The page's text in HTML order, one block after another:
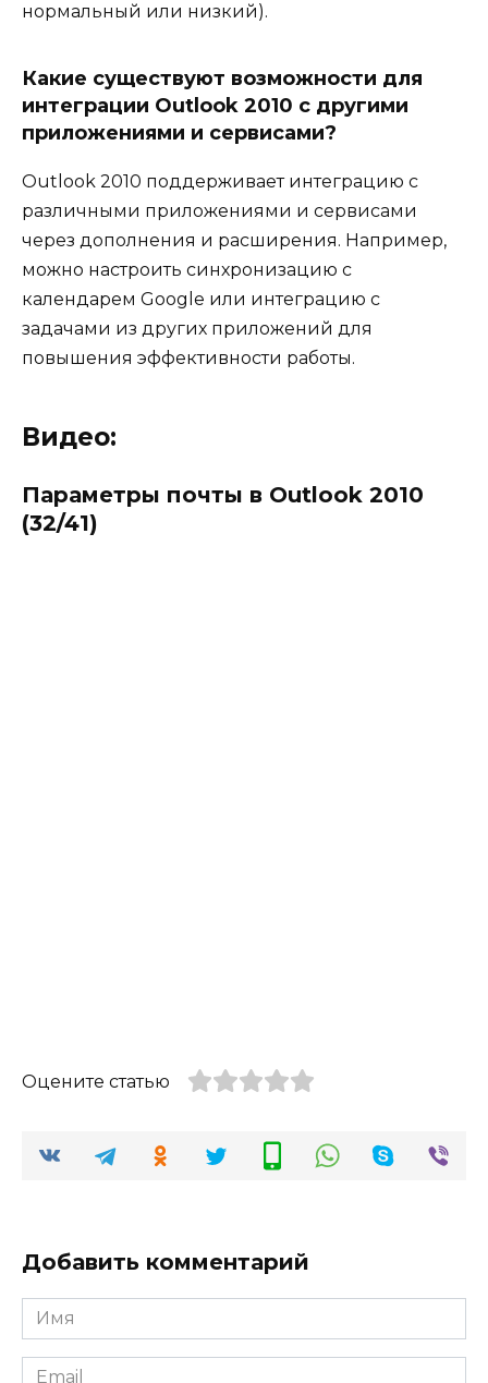
нормальный или низкий).
Какие существуют возможности для
интеграции Outlook 2010 с другими
приложениями и сервисами?
Outlook 2010 поддерживает интеграцию с
различными приложениями и сервисами
через дополнения и расширения. Например,
можно настроить синхронизацию с
календарем Google или интеграцию с
задачами из других приложений для
повышения эффективности работы.
Видео:
Параметры почты в Outlook 2010
(32/41)
Оцените статью
Добавить комментарий
Имя
*
Email